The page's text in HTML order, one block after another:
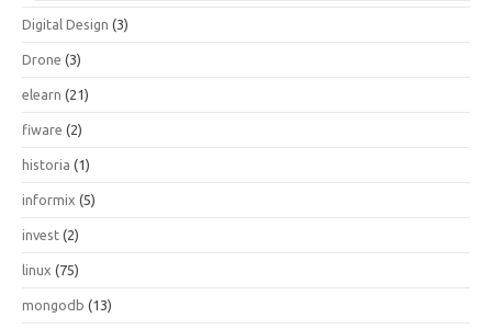
Digital Design (3)
Drone (3)
elearn (21)
fiware (2)
historia (1)
informix (5)
invest (2)
linux (75)
mongodb (13)